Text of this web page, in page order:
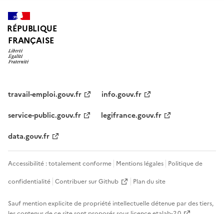
RÉPUBLIQUE
FRANÇAISE
travail-emploi.gouv.fr
info.gouv.fr
service-public.gouv.fr
legifrance.gouv.fr
data.gouv.fr
Accessibilité : totalement conforme Mentions légales Politique de
confidentialité Contribuer sur Github Plan du site
Sauf mention explicite de propriété intellectuelle détenue par des tiers,